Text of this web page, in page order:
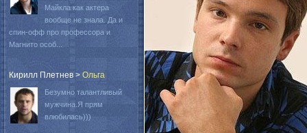
Майкла как актера
вообще не знала. Да и
спин-офф про профессора и
Магнито особ...
Кирилл Плетнев > Oльга
Безумно талантливый
мужчина.Я прям
влюбилась)))